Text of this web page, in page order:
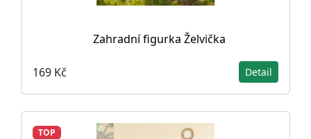
Zahradní figurka Želvička
169 Kč Detail
TOP